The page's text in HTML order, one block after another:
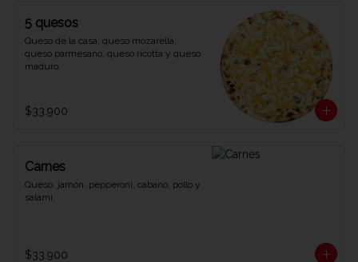
5 quesos
Queso de la casa, queso mozarella,
queso parmesano, queso ricotta y queso
maduro.
$33.900
Carnes
Queso, jamón, pepperoni, cabano, pollo y
salami.
$33.900